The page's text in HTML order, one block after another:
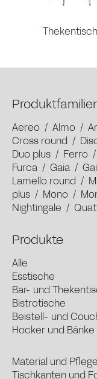
Thekentisch
Aereo / Almo /
Cross round
/
Duo plus / Ferro /
Furca / Gaia /
Lamello round
/
plus / Mono /
Nightingale
/
Produkte
Alle
Esstische
Bar- und
Bistrotische
Beistell- und
Hocker und Bänke
Material und Pflege
Tischkanten und